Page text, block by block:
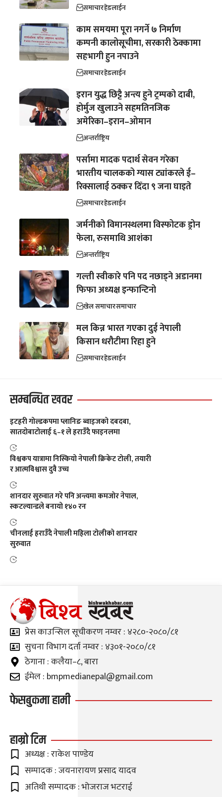
समाचारहेडलाईन
काम समयमा पूरा नगर्ने ७ निर्माण
कम्पनी कालोसूचीमा, सरकारी ठेक्कामा
सहभागी हुन नपाउने
समाचारहेडलाईन
इरान युद्ध छिट्टै अन्त्य हुने ट्रम्पको दाबी,
होर्मुज खुलाउने सहमतिनजिक
अमेरिका–इरान–ओमान
अन्तर्राष्ट्रिय
पर्सामा मादक पदार्थ सेवन गरेका
भारतीय चालकको ग्यास ट्यांकरले ई–
रिक्सालाई ठक्कर दिँदा ९ जना घाइते
समाचारहेडलाईन
जर्मनीको विमानस्थलमा विस्फोटक ड्रोन
फेला, रुसमाथि आशंका
अन्तर्राष्ट्रिय
गल्ती स्वीकारे पनि पद नछाड्ने अडानमा
फिफा अध्यक्ष इन्फान्टिनो
खेल समाचारसमाचार
मल किन्न भारत गएका दुई नेपाली
किसान धरौटीमा रिहा हुने
समाचारहेडलाईन
सम्बन्धित खवर
इटहरी गोल्डकपमा प्लानिङ ब्वाइजको दबदबा,
सातदोबाटोलाई ६–१ ले हराउँदै फाइनलमा
विश्वकप यात्रामा निस्कियो नेपाली क्रिकेट टोली, तयारी
र आत्मविश्वास दुवै उच्च
शानदार सुरुवात गरे पनि अन्त्यमा कमजोर नेपाल,
स्कटल्यान्डले बनायो १४० रन
चीनलाई हराउँदै नेपाली महिला टोलीको शानदार
सुरुवात
प्रेस काउन्सिल सूचीकरण नम्वर : ४२८०-२०८०/८१
सुचना विभाग दर्ता नम्वर : ४३०१-२०८०/८१
ठेगाना : कलैया–८, बारा
ईमेल : bmpmedianepal@gmail.com
फेसबुकमा हामी
हाम्रो टिम
अध्यक्ष : राकेश पाण्डेय
सम्पादक : जयनारायण प्रसाद यादव
अतिथी सम्पादक : भोजराज भटराई